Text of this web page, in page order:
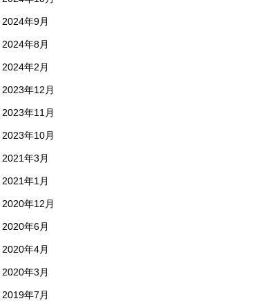
2024年9月
2024年8月
2024年2月
2023年12月
2023年11月
2023年10月
2021年3月
2021年1月
2020年12月
2020年6月
2020年4月
2020年3月
2019年7月